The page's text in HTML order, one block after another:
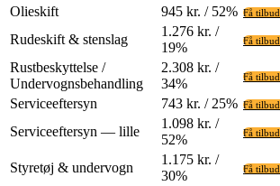
Olieskift 945 kr. / 52% Få tilbud
Rudeskift & stenslag
1.276 kr. /
19%
Få tilbud
Rustbeskyttelse /
Undervognsbehandling
2.308 kr. /
34%
Få tilbud
Serviceeftersyn 743 kr. / 25% Få tilbud
Serviceeftersyn — lille
1.098 kr. /
52%
Få tilbud
Styretøj & undervogn
1.175 kr. /
30%
Få tilbud